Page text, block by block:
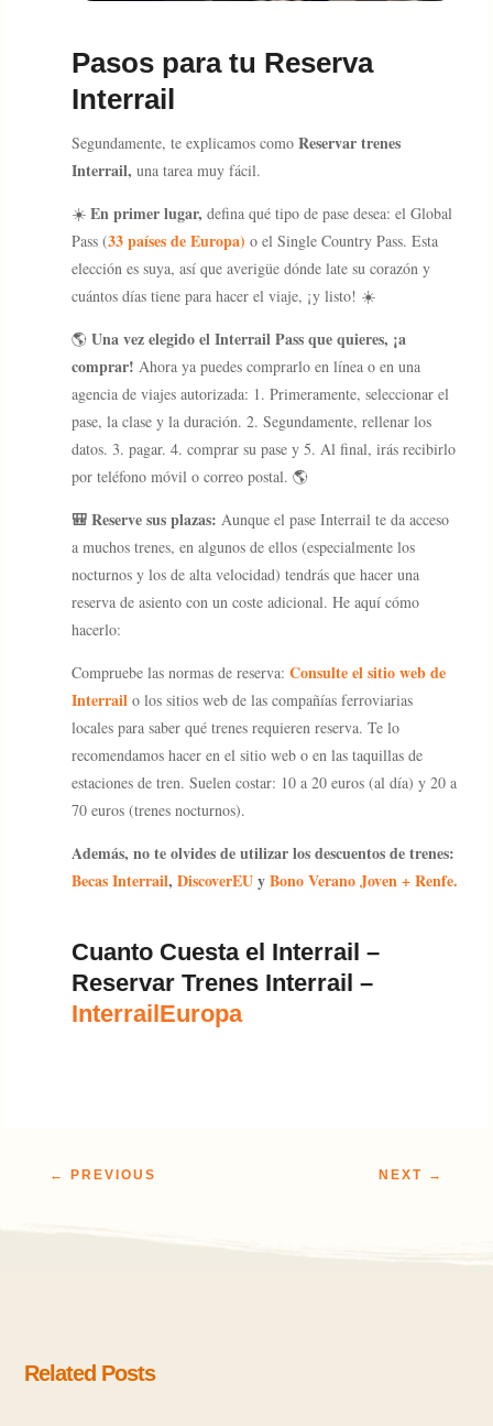
Pasos para tu Reserva
Interrail
Segundamente, te explicamos comoReservar trenes
Interrail,una tarea muy fácil.
​☀️ ​ En primer lugar, defina qué tipo de pase desea: el Global
Pass (33 países de Europa) o el Single Country Pass. Esta
elección es suya, así que averigüe dónde late su corazón y
cuántos días tiene para hacer el viaje, ¡y listo! ☀️
🌎Una vez elegido el Interrail Pass que quieres, ¡a
comprar! Ahora ya puedes comprarlo en línea o en una
agencia de viajes autorizada: 1. Primeramente, seleccionar el
pase, la clase y la duración. 2. Segundamente, rellenar los
datos. 3. pagar. 4. comprar su pase y 5. Al final, irás recibirlo
por teléfono móvil o correo postal. 🌎
🎒 Reserve sus plazas: Aunque el pase Interrail te da acceso
a muchos trenes, en algunos de ellos (especialmente los
nocturnos y los de alta velocidad) tendrás que hacer una
reserva de asiento con un coste adicional. He aquí cómo
hacerlo:
Compruebe las normas de reserva:Consulte el sitio web de
Interrail o los sitios web de las compañías ferroviarias
locales para saber qué trenes requieren reserva. Te lo
recomendamos hacer en el sitio web o en las taquillas de
estaciones de tren. Suelen costar: 10 a 20 euros (al día) y 20 a
70 euros (trenes nocturnos).
Además, no te olvides de utilizar los descuentos de trenes:
Becas Interrail,DiscoverEUyBono Verano Joven + Renfe.
Cuanto Cuesta el Interrail –
Reservar Trenes Interrail –
InterrailEuropa
← PREVIOUS NEXT →
Related Posts